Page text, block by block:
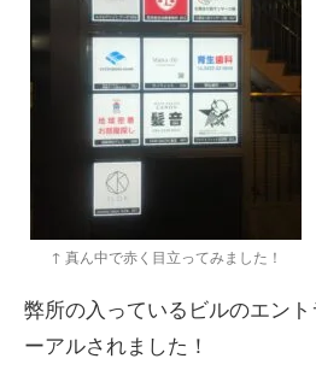
↑ 真ん中で赤く目立ってみました！
弊所の入っているビルのエン
ーアルされました！